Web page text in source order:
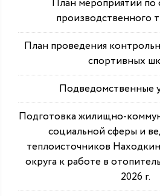
План мероприятий
производственного
План проведения
спортивных
Подведомственные
Подготовка жилищно-
социальной сферы и
теплоисточников
округа к работе в
2026 г.